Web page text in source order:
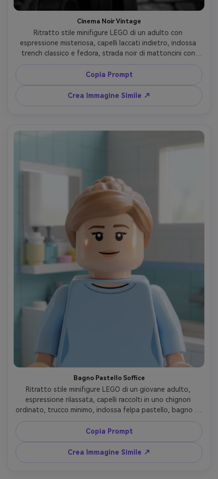
Cinema Noir Vintage
Ritratto stile minifigure LEGO di un adulto con
espressione misteriosa, capelli laccati indietro, indossa
trench classico e fedora, strada noir di mattoncini con
lampione, illuminazione bianco-nera ad alto contrasto,
ombre nette sul viso, luce laterale drammatica,
inquadratura ravvicinata e centrata, ombreggiatura
plastica dettagliata simile a grana, identità mantenuta,
tono cinematografico, obiettivo 85mm, profondità di
Copia Prompt
Crea Immagine Simile ↗
Bagno Pastello Soffice
Ritratto stile minifigure LEGO di un giovane adulto,
espressione rilassata, capelli raccolti in uno chignon
ordinato, trucco minimo, indossa felpa pastello, bagno di
mattoncini con specchio e prodotti, luce mattutina
diffusa, delicato riflesso sulle guance di plastica,
inquadratura ravvicinata gradevole, palette pastello
pulita, dettaglio 3D alto, identità mantenuta, obiettivo
85mm, profondità di campo ridotta --ar 4:5
Copia Prompt
Crea Immagine Simile ↗